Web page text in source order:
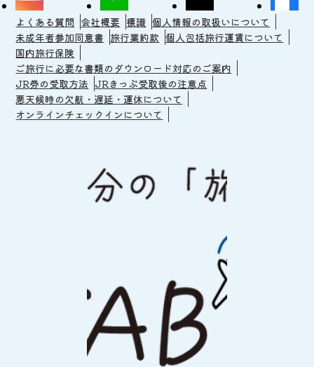
よくある質問 会社概要 標識 個人情報の取扱いについて
未成年者参加同意書 旅行業約款 個人包括旅行運賃について
国内旅行保険
ご旅行に必要な書類のダウンロード対応のご案内
JR券の受取方法 JRきっぷ受取後の注意点
悪天候時の欠航・遅延・運休について
オンラインチェックインについて